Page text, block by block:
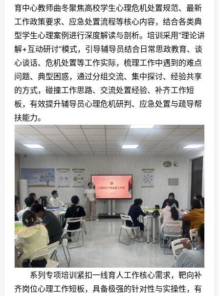
育中心教师曲冬聚焦高校学生心理危机处置规范、最新
工作政策要求、应急处置流程等核心内容，结合各类典
型学生心理案例进行深度解读与剖析。培训采用“理论讲
解+互动研讨”模式，引导辅导员结合日常思政教育、谈
心谈话、危机处置等工作实际，梳理工作中遇到的难点
问题、典型困惑，通过分组交流、集中探讨、经验共享
的方式，碰撞工作思路、交流处置经验、补齐工作短
板，有效提升辅导员心理危机研判 、应急处置与疏导帮
扶能力。
系列专项培训紧扣一线育人工作核心需求，靶向补
齐岗位心理工作短板，具备极强的针对性与实操性，有